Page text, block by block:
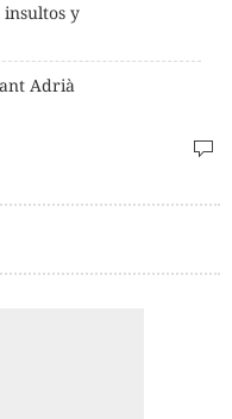
insultos y
Adrià